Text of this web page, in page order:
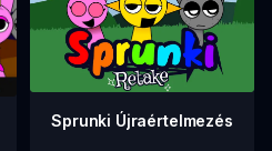
Sprunki Újraértelmezés